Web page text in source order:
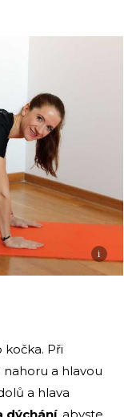
i
kočka. Při
a hlavou
a hlava